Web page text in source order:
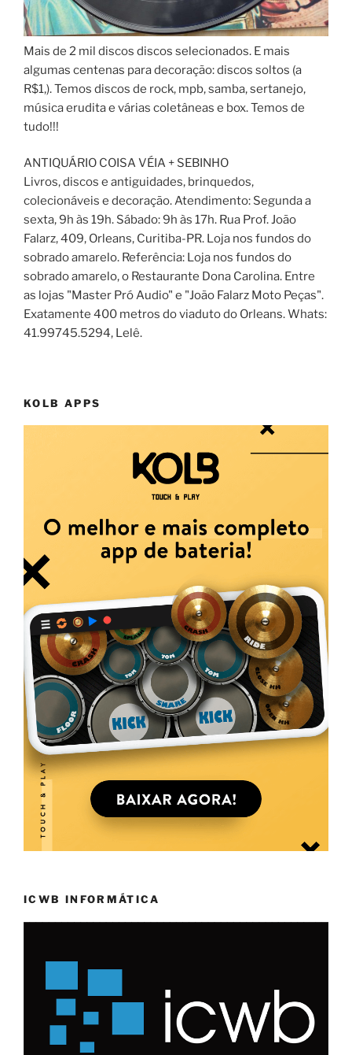
Mais de 2 mil discos discos selecionados. E mais
algumas centenas para decoração: discos soltos (a
R$1,). Temos discos de rock, mpb, samba, sertanejo,
música erudita e várias coletâneas e box. Temos de
tudo!!!
ANTIQUÁRIO COISA VÉIA + SEBINHO
Livros, discos e antiguidades, brinquedos,
colecionáveis e decoração. Atendimento: Segunda a
sexta, 9h às 19h. Sábado: 9h às 17h. Rua Prof. João
Falarz, 409, Orleans, Curitiba-PR. Loja nos fundos do
sobrado amarelo. Referência: Loja nos fundos do
sobrado amarelo, o Restaurante Dona Carolina. Entre
as lojas "Master Pró Audio" e "João Falarz Moto Peças".
Exatamente 400 metros do viaduto do Orleans. Whats:
41.99745.5294, Lelê.
KOLB APPS
ICWB INFORMÁTICA